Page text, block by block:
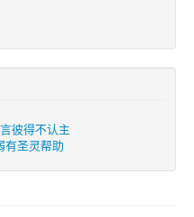
彼得不认主
有圣灵帮助